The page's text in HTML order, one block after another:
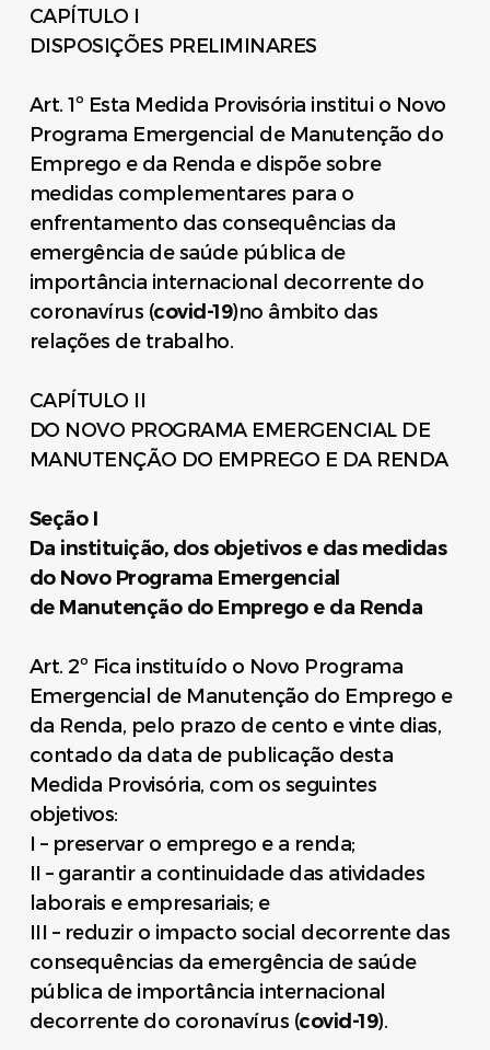
CAPÍTULO I
DISPOSIÇÕES PRELIMINARES
Art. 1º Esta Medida Provisória institui o Novo
Programa Emergencial de Manutenção do
Emprego e da Renda e dispõe sobre
medidas complementares para o
enfrentamento das consequências da
emergência de saúde pública de
importância internacional decorrente do
coronavírus (covid-19)no âmbito das
relações de trabalho.
CAPÍTULO II
DO NOVO PROGRAMA EMERGENCIAL DE
MANUTENÇÃO DO EMPREGO E DA RENDA
Seção I
Da instituição, dos objetivos e das medidas
do Novo Programa Emergencial
de Manutenção do Emprego e da Renda
Art. 2º Fica instituído o Novo Programa
Emergencial de Manutenção do Emprego e
da Renda, pelo prazo de cento e vinte dias,
contado da data de publicação desta
Medida Provisória, com os seguintes
objetivos:
I – preservar o emprego e a renda;
II – garantir a continuidade das atividades
laborais e empresariais; e
III – reduzir o impacto social decorrente das
consequências da emergência de saúde
pública de importância internacional
decorrente do coronavírus (covid-19).